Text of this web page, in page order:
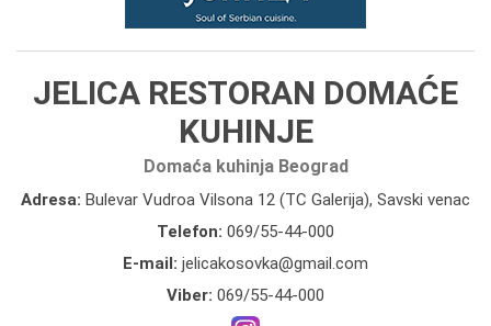
JELICA RESTORAN DOMAĆE
KUHINJE
Domaća kuhinja Beograd
Adresa: Bulevar Vudroa Vilsona 12 (TC Galerija), Savski venac
Telefon: 069/55-44-000
E-mail: jelicakosovka@gmail.com
Viber: 069/55-44-000